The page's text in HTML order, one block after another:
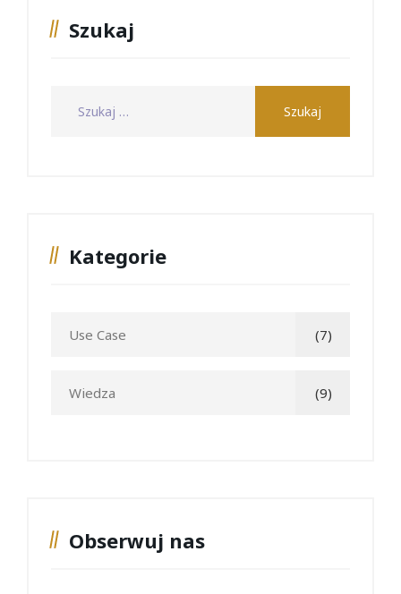
Szukaj
Kategorie
Use Case (7)
Wiedza (9)
Obserwuj nas